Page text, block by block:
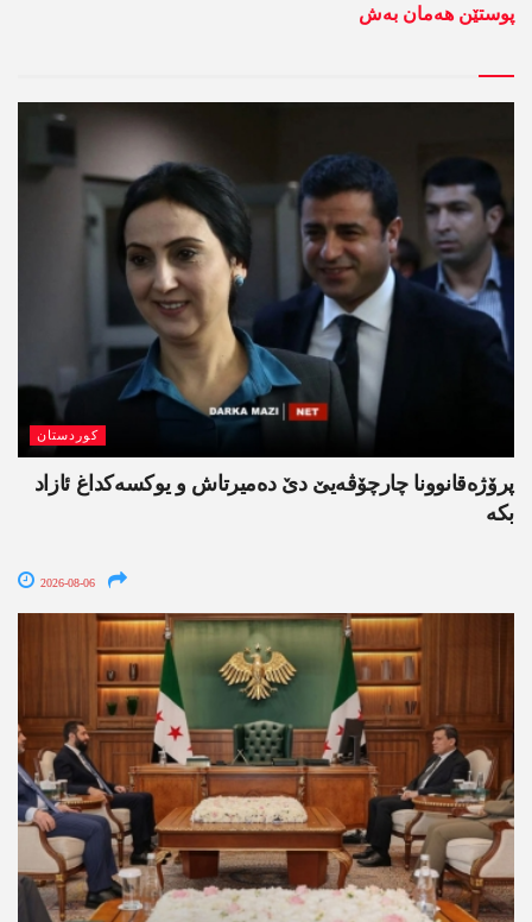
پوستێن ھەمان بەش
کوردستان
پرۆژەقانوونا چارچۆڤەیێ دێ دەمیرتاش و یوکسەکداغ ئازاد
بکە
2026-08-06